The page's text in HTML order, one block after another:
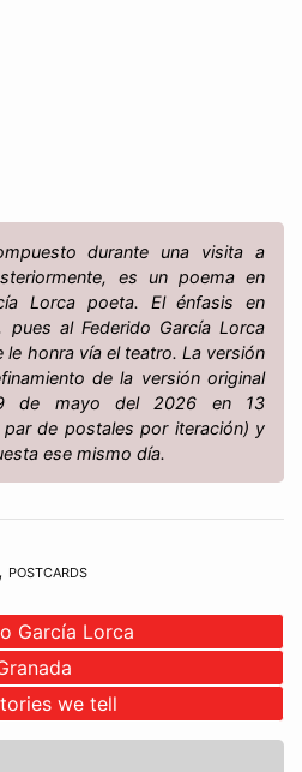
durante una visita a
es un poema en
Lorca poeta. El énfasis en
pues al Federido García Lorca
honra vía el teatro. La versión
dela versión original
de mayo del 2026 en 13
de postales por iteración) y
ese mismo día.
, postcards
García Lorca
we tell